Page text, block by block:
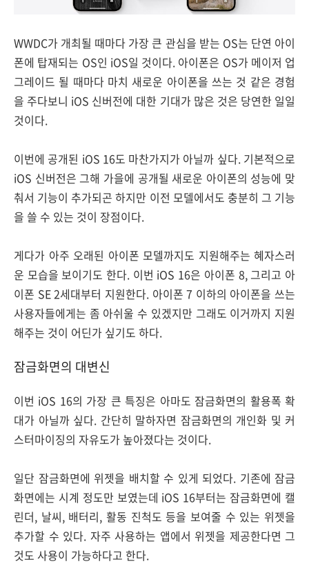
WWDC가 개최될 때마다 가장 큰 관심을 받는 OS는 단연 아이
폰에 탑재되는 OS인 iOS일 것이다. 아이폰은 OS가 메이저 업
그레이드 될 때마다 마치 새로운 아이폰을 쓰는 것 같은 경험
을 주다보니 iOS 신버전에 대한 기대가 많은 것은 당연한 일일
것이다.
이번에 공개된 iOS 16도 마찬가지가 아닐까 싶다. 기본적으로
iOS 신버전은 그해 가을에 공개될 새로운 아이폰의 성능에 맞
춰서 기능이 추가되곤 하지만 이전 모델에서도 충분히 그 기능
을 쓸 수 있는 것이 장점이다.
게다가 아주 오래된 아이폰 모델까지도 지원해주는 혜자스러
운 모습을 보이기도 한다. 이번 iOS 16은 아이폰 8, 그리고 아
이폰 SE 2세대부터 지원한다. 아이폰 7 이하의 아이폰을 쓰는
사용자들에게는 좀 아쉬울 수 있겠지만 그래도 이거까지 지원
해주는 것이 어딘가 싶기도 하다.
잠금화면의 대변신
이번 iOS 16의 가장 큰 특징은 아마도 잠금화면의 활용폭 확
대가 아닐까 싶다. 간단히 말하자면 잠금화면의 개인화 및 커
스터마이징의 자유도가 높아졌다는 것이다.
일단 잠금화면에 위젯을 배치할 수 있게 되었다. 기존에 잠금
화면에는 시계 정도만 보였는데 iOS 16부터는 잠금화면에 캘
린더, 날씨, 배터리, 활동 진척도 등을 보여줄 수 있는 위젯을
추가할 수 있다. 자주 사용하는 앱에서 위젯을 제공한다면 그
것도 사용이 가능하다고 한다.